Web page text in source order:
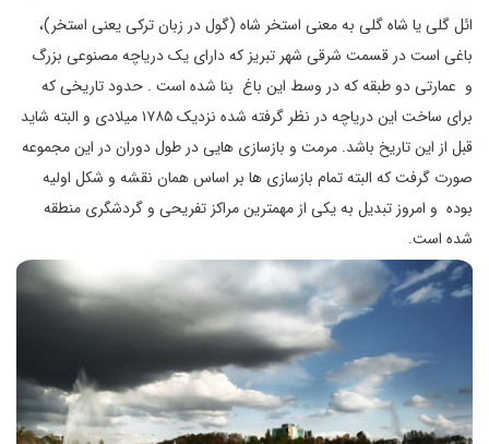
ائل گلی یا شاه گلی به معنی استخر شاه (گول در زبان ترکی یعنی استخر)،
باغی است در قسمت شرقی شهر تبریز که دارای یک دریاچه مصنوعی بزرگ
و عمارتی دو طبقه که در وسط این باغ بنا شده است . حدود تاریخی که
برای ساخت این دریاچه در نظر گرفته شده نزدیک ۱۷۸۵ میلادی و البته شاید
قبل از این تاریخ باشد. مرمت و بازسازی هایی در طول دوران در این مجموعه
صورت گرفت که البته تمام بازسازی ها بر اساس همان نقشه و شکل اولیه
بوده و امروز تبدیل به یکی از مهمترین مراکز تفریحی و گردشگری منطقه
شده است.